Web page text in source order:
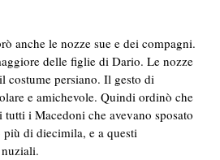
anche le nozze sue e dei compagni.
delle figlie di Dario. Le nozze
costume persiano. Il gesto di
e amichevole. Quindi ordinò che
i Macedoni che avevano sposato
più di diecimila, e a questi